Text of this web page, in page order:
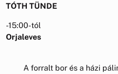
TÓTH TÜNDE
-15:00-tól
Orjaleves
A forralt bor és a házi